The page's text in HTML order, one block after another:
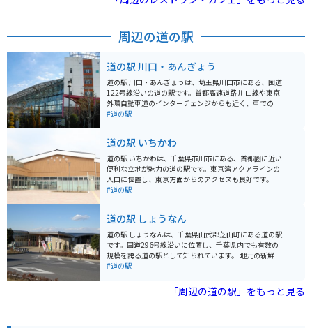
周辺の道の駅
道の駅 川口・あんぎょう
道の駅 川口・あんぎょうは、埼玉県川口市にある、国道
122号線沿いの道の駅です。首都高速道路 川口線や東京
外環自動車道のインターチェンジからも近く、車でのア
クセスが良好です。 地元農産物の直売所では、新鮮な野
の調理器具も販売しており、お土産に最適です。 また、
食事処では、地元産の食材を使用した料理を楽しむこと
ができます。おすすめは、新鮮な野菜をたっぷり使った
「あんぎょううどん」です。 バイクで訪れる場合、道の
駅に隣接する荒川河川敷には、広々とした無料駐車場が
は、荒川の土手沿いを走るサイクリングロードもあり、
サイクリングを楽しむこともできます。
#道の駅
道の駅 いちかわ
道の駅 いちかわは、千葉県市川市にある、首都圏に近い
便利な立地が魅力の道の駅です。東京湾アクアラインの
入口に位置し、東京方面からのアクセスも良好です。 地
元の新鮮な農産物が購入できる直売所は、道の駅 いちか
最適な品々が並びます。 また、レストランでは、地元産
の食材をふんだんに使った料理を楽しむことができま
す。東京湾を一望できる展望デッキも併設されており、
ドライブの休憩に最適です。 バイクで訪れる場合、道の
駅 いちかわには、広々とした駐車場が完備されているの
戸川や国府台など、自然豊かな観光スポットも点在して
#道の駅
道の駅 しょうなん
道の駅 しょうなんは、千葉県山武郡芝山町にある道の駅
です。国道296号線沿いに位置し、千葉県内でも有数の
規模を誇る道の駅として知られています。 地元の新鮮な
農産物が購入できる農産物直売所や、地元食材を使った
たピーナッツソフトクリームは、道の駅 しょうなんを訪
れたらぜひ味わいたい一品です。 バイクで訪れる場合、
#道の駅
「周辺の道の駅」をもっと見る